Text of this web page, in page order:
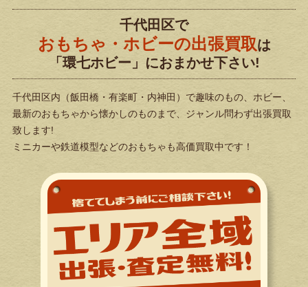
千代田区で
おもちゃ・ホビーの出張買取は
「環七ホビー」におまかせ下さい!
千代田区内（飯田橋・有楽町・内神田）で趣味のもの、ホビー、
最新のおもちゃから懐かしのものまで、ジャンル問わず出張買取
致します!
ミニカーや鉄道模型などのおもちゃも高価買取中です！